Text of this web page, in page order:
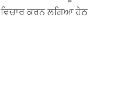
ਵਿਚਾਰ ਕਰਨ ਲਗਿਆ ਹੇਠ